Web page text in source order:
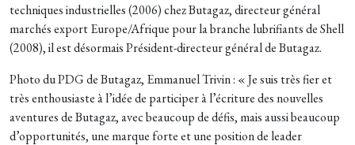
techniques industrielles (2006) chez Butagaz, directeur général
marchés export Europe/Afrique pour la branche lubrifiants de Shell
(2008), il est désormais Président-directeur général de Butagaz.
Photo du PDG de Butagaz, Emmanuel Trivin : « Je suis très fier et
très enthousiaste à l’idée de participer à l’écriture des nouvelles
aventures de Butagaz, avec beaucoup de défis, mais aussi beaucoup
d’opportunités, une marque forte et une position de leader